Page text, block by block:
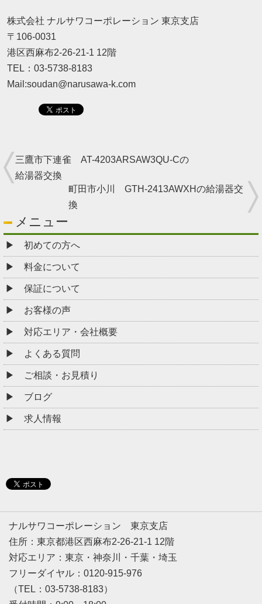
株式会社 ナルサワコーポレーション 東京支店
〒106-0031
港区西麻布2-26-21-1 12階
TEL：03-5738-8183
Mail:soudan@narusawa-k.com
三鷹市下連雀 AT-4203ARSAW3QU-Cの
給湯器交換
町田市小川 GTH-2413AWXHの給湯器交
換
メニュー
初めての方へ
料金について
保証について
お客様の声
対応エリア・会社概要
よくある質問
ご相談・お見積り
ブログ
求人情報
ナルサワコーポレーション 東京支店
住所：東京都港区西麻布2-26-21-1 12階
対応エリア：東京・神奈川・千葉・埼玉
フリーダイヤル：0120-915-976
（TEL：03-5738-8183）